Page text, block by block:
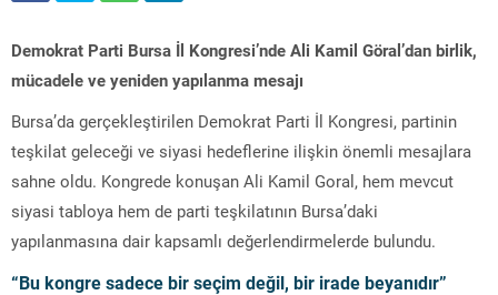
Demokrat Parti Bursa İl Kongresi’nde Ali Kamil Göral’dan birlik,
mücadele ve yeniden yapılanma mesajı
Bursa’da gerçekleştirilen Demokrat Parti İl Kongresi, partinin
teşkilat geleceği ve siyasi hedeflerine ilişkin önemli mesajlara
sahne oldu. Kongrede konuşan Ali Kamil Goral, hem mevcut
siyasi tabloya hem de parti teşkilatının Bursa’daki
yapılanmasına dair kapsamlı değerlendirmelerde bulundu.
“Bu kongre sadece bir seçim değil, bir irade beyanıdır”